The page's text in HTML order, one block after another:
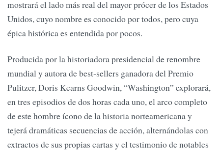
mostrará el lado más real del mayor prócer de los Estados
Unidos, cuyo nombre es conocido por todos, pero cuya
épica histórica es entendida por pocos.
Producida por la historiadora presidencial de renombre
mundial y autora de best-sellers ganadora del Premio
Pulitzer, Doris Kearns Goodwin, “Washington” explorará,
en tres episodios de dos horas cada uno, el arco completo
de este hombre ícono de la historia norteamericana y
tejerá dramáticas secuencias de acción, alternándolas con
extractos de sus propias cartas y el testimonio de notables